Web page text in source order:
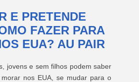
E PRETENDE
FAZER PARA
EUA? AU PAIR
jovens e sem filhos podem saber
nos EUA, se mudar para o